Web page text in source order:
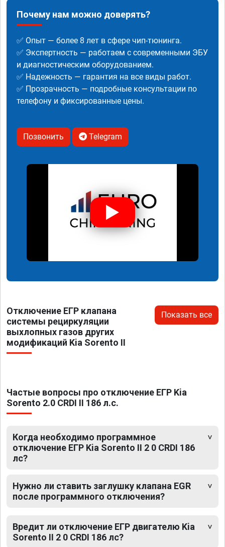
Почему нам можно доверять?
✅ Опыт — более 8 лет в сфере чип-тюнинга.
✅ Экспертность — работаем с современными ЭБУ
и диагностическим оборудованием.
✅ Надежность — гарантия на все виды работ.
✅ Прозрачность — подробные консультации по
телефону и фиксированные цены.
Позвонить Telegram
Отключение ЕГР клапана
системы рециркуляции
выхлопных газов других
модификаций Kia Sorento II
Показать все
Частые вопросы про отключение ЕГР Kia
Sorento 2.0 CRDI II 186 л.с.
Когда необходимо программное
отключение ЕГР Kia Sorento II 2 0 CRDI 186
лс?
Нужно ли ставить заглушку клапана EGR
после программного отключения?
Вредит ли отключение ЕГР двигателю Kia
Sorento II 2 0 CRDI 186 лс?